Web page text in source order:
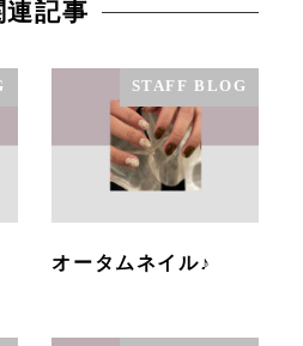
連記事
STAFF BLOG
オータムネイル♪